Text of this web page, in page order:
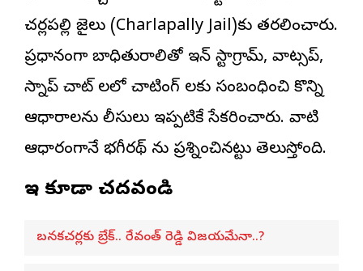
చర్లపల్లి జైలు (Charlapally Jail)కు తరలించారు.
ప్రధానంగా బాధితురాలితో ఇన్ స్టాగ్రామ్, వాట్సప్,
స్నాప్ చాట్ లలో చాటింగ్ లకు సంబంధించి కొన్ని
ఆధారాలను పోలీసులు ఇప్పటికే సేకరించారు. వాటి
ఆధారంగానే భగీరథ్ ను ప్రశ్నించినట్టు తెలుస్తోంది.
ఇవి కూడా చదవండి
బనకచర్లకు బ్రేక్.. రేవంత్ రెడ్డి విజయమేనా..?